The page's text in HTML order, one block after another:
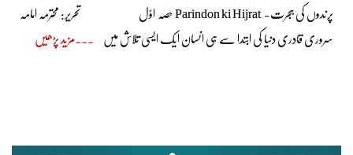
پرندوں کی ہجرت- Parindon ki Hijrat حصہ اوّل تحریر: محترمہ امامہ
سروری قادری دنیا کی ابتدا سے ہی انسان ایک ایسی تلاش میں مزید پڑھیں